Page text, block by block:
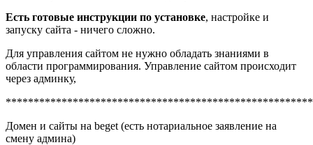
Есть готовые инструкции по установке, настройке и
запуску сайта - ничего сложно.
Для управления сайтом не нужно обладать знаниями в
области программирования. Управление сайтом происходит
через админку,
Домен и сайты на beget (есть нотариальное заявление на
смену админа)